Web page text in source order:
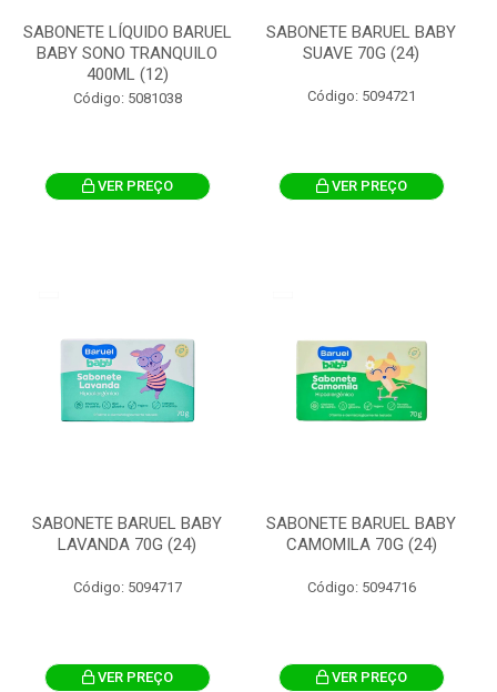
SABONETE LÍQUIDO BARUEL
BABY SONO TRANQUILO
400ML (12)
Código: 5081038
VER PREÇO
SABONETE BARUEL BABY
SUAVE 70G (24)
Código: 5094721
VER PREÇO
SABONETE BARUEL BABY
LAVANDA 70G (24)
Código: 5094717
VER PREÇO
SABONETE BARUEL BABY
CAMOMILA 70G (24)
Código: 5094716
VER PREÇO